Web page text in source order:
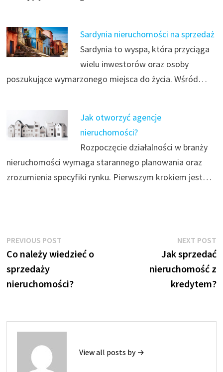
Sardynia nieruchomości na sprzedaż
Sardynia to wyspa, która przyciąga
wielu inwestorów oraz osoby
poszukujące wymarzonego miejsca do życia. Wśród…
Jak otworzyć agencje
nieruchomości?
Rozpoczęcie działalności w branży
nieruchomości wymaga starannego planowania oraz
zrozumienia specyfiki rynku. Pierwszym krokiem jest…
Nawigacja
wpisu
PREVIOUS POSTPrevious
post:
Co należy wiedzieć o
sprzedaży
nieruchomości?
NEXT POST
Jak sprzedać
nieruchomość z
kredytem?
View all posts by →